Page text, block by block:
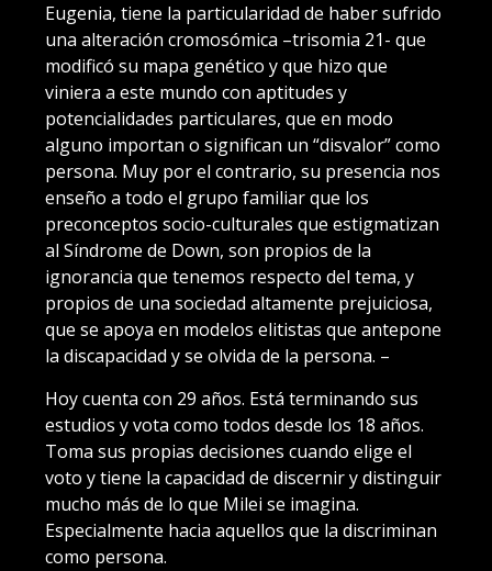
Eugenia, tiene la particularidad de haber sufrido
una alteración cromosómica –trisomia 21- que
modificó su mapa genético y que hizo que
viniera a este mundo con aptitudes y
potencialidades particulares, que en modo
alguno importan o significan un “disvalor” como
persona. Muy por el contrario, su presencia nos
enseño a todo el grupo familiar que los
preconceptos socio-culturales que estigmatizan
al Síndrome de Down, son propios de la
ignorancia que tenemos respecto del tema, y
propios de una sociedad altamente prejuiciosa,
que se apoya en modelos elitistas que antepone
la discapacidad y se olvida de la persona. –
Hoy cuenta con 29 años. Está terminando sus
estudios y vota como todos desde los 18 años.
Toma sus propias decisiones cuando elige el
voto y tiene la capacidad de discernir y distinguir
mucho más de lo que Milei se imagina.
Especialmente hacia aquellos que la discriminan
como persona.